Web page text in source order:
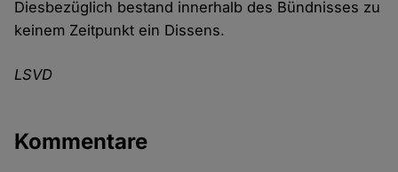
Diesbezüglich bestand innerhalb des Bündnisses zu
keinem Zeitpunkt ein Dissens.
LSVD
Kommentare